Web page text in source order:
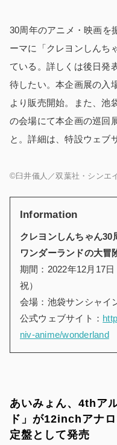
30周年のアニメ・映画を
ーマに「クレヨンしんち
ている。詳しくは後日発
待したい。本企画展の入
より販売開始。また、池
の会場にて本企画の巡回
と。詳細は、特設ウェブ
©臼井儀人／双葉社・シンエ
Information
クレヨンしんちゃん30
ワンダーランドの大冒
期間：2022年12月17
祝）
会場：池袋サンシャイ
公式ウェブサイト：
niv-anime/wonderland
あいみょん、4thア
ド」が12inchアナ
定盤として発売